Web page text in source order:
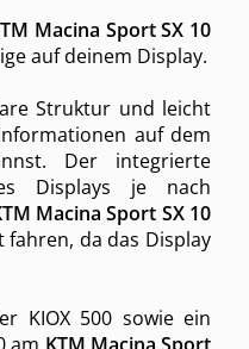
Macina Sport SX 10
auf deinem Display.
Struktur und leicht
auf dem
Der integrierte
Displays je nach
Macina Sport SX 10
da das Display
KIOX 500 sowie ein